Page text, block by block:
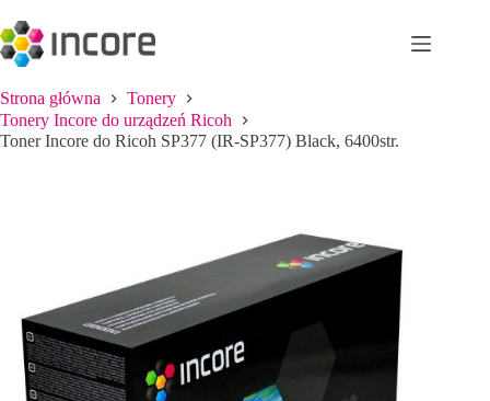
do
treści
Strona główna
Tonery
Tonery Incore do urządzeń Ricoh
Toner Incore do Ricoh SP377 (IR-SP377) Black, 6400str.